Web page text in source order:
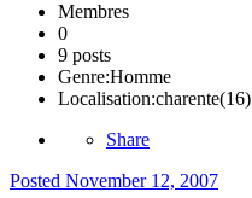
Membres
0
9 posts
Genre:Homme
Localisation:charente(16)
Share
Posted November 12, 2007